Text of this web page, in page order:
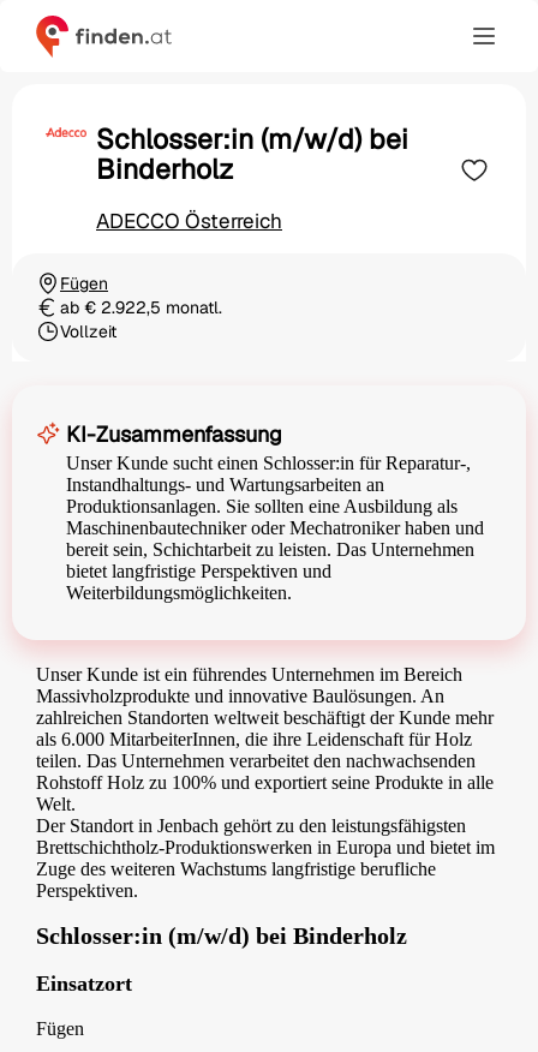
Schlosser:in (m/w/d) bei
Binderholz
ADECCO Österreich
Ortschaft
Fügen
Gehaltab € 2.922,5 monatl.
Beschäftigungsart
Vollzeit
KI-Zusammenfassung
Unser Kunde sucht einen Schlosser:in für Reparatur-,
Instandhaltungs- und Wartungsarbeiten an
Produktionsanlagen. Sie sollten eine Ausbildung als
Maschinenbautechniker oder Mechatroniker haben und
bereit sein, Schichtarbeit zu leisten. Das Unternehmen
bietet langfristige Perspektiven und
Weiterbildungsmöglichkeiten.
Unser Kunde ist ein führendes Unternehmen im Bereich
Massivholzprodukte und innovative Baulösungen. An
zahlreichen Standorten weltweit beschäftigt der Kunde mehr
als 6.000 MitarbeiterInnen, die ihre Leidenschaft für Holz
teilen. Das Unternehmen verarbeitet den nachwachsenden
Rohstoff Holz zu 100% und exportiert seine Produkte in alle
Welt.
Der Standort in Jenbach gehört zu den leistungsfähigsten
Brettschichtholz-Produktionswerken in Europa und bietet im
Zuge des weiteren Wachstums langfristige berufliche
Perspektiven.
Schlosser:in (m/w/d) bei Binderholz
Einsatzort
Fügen